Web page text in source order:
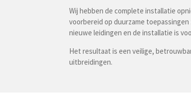
Wij hebben de complete installatie
voorbereid op duurzame
nieuwe leidingen en de installatie is
Het resultaat is een veilige,
uitbreidingen.